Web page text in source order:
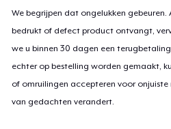
We begrijpen dat ongelukken gebeuren.
bedrukt of defect product ontvangt,
we u binnen 30 dagen een
echter op bestelling worden gemaakt,
of omruilingen accepteren voor
van gedachten verandert.